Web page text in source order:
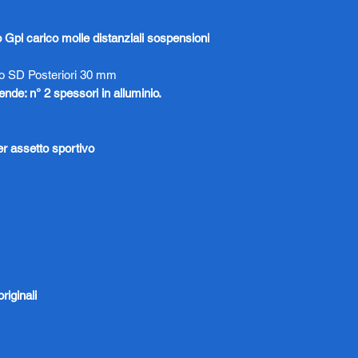
carico molle distanziali sospensioni
SD Posteriori 30 mm
n° 2 spessori in alluminio.
assetto sportivo